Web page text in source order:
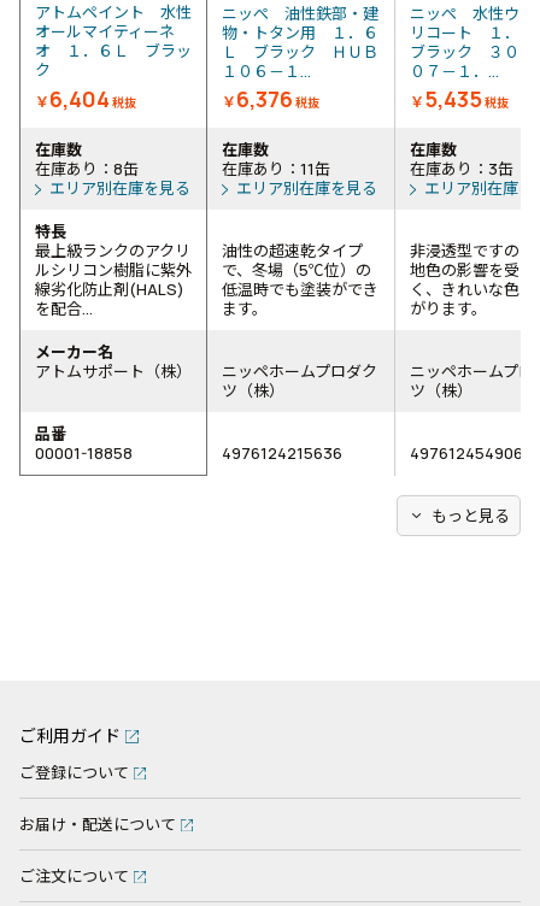
アトムペイント 水性
オールマイティーネ
オ １．６Ｌ ブラッ
ク
￥6,404 税抜
ニッぺ 油性鉄部・建
物・トタン用 １．６
Ｌ ブラック ＨＵＢ
１０６－１...
￥6,376 税抜
ニッぺ 水性ウッ
リコート １．
ブラック ３００
０７－１．...
￥5,435税抜
在庫数
在庫あり：8缶
エリア別在庫を見る
在庫数
在庫あり：11缶
エリア別在庫を見る
在庫数
在庫あり：3缶
エリア別在庫を
特長
最上級ランクのアクリ
ルシリコン樹脂に紫外
線劣化防止剤(HALS)
を配合...
油性の超速乾タイプ
で、冬場（5℃位）の
低温時でも塗装ができ
ます。
非浸透型ですので
地色の影響を受け
く、きれいな色に
がります。
メーカー名
アトムサポート（株）
ニッペホームプロダク
ツ（株）
ニッペホームプロ
ツ（株）
品番
00001-18858
4976124215636 4976124549069
expand_more もっと見る
ご利用ガイド
ご登録について
お届け・配送について
ご注文について